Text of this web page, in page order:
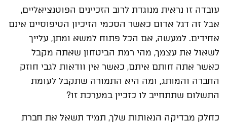
עובדה זו נראית מנוגדת לרוב הזכיינים הפוטנציאליים,
אבל זה דגל אדום כאשר הסכמי הזיכיון הטיפוסיים אינם
אחידים. למעשה, אם הכל פתוח למשא ומתן, עלייך
לשאול את עצמך, מהי רמת הביטחון שאתה מקבל
כאשר אתה חותם איתם, כאשר אין וודאות לגבי חוזק
החברה והמותג, ומה היא התמורה שתקבל לעומת
התשלום שתתחייב לו כזכיין במערכת זו?
כחלק מבדיקה הנאותות שלך, תמיד תשאל את חברת